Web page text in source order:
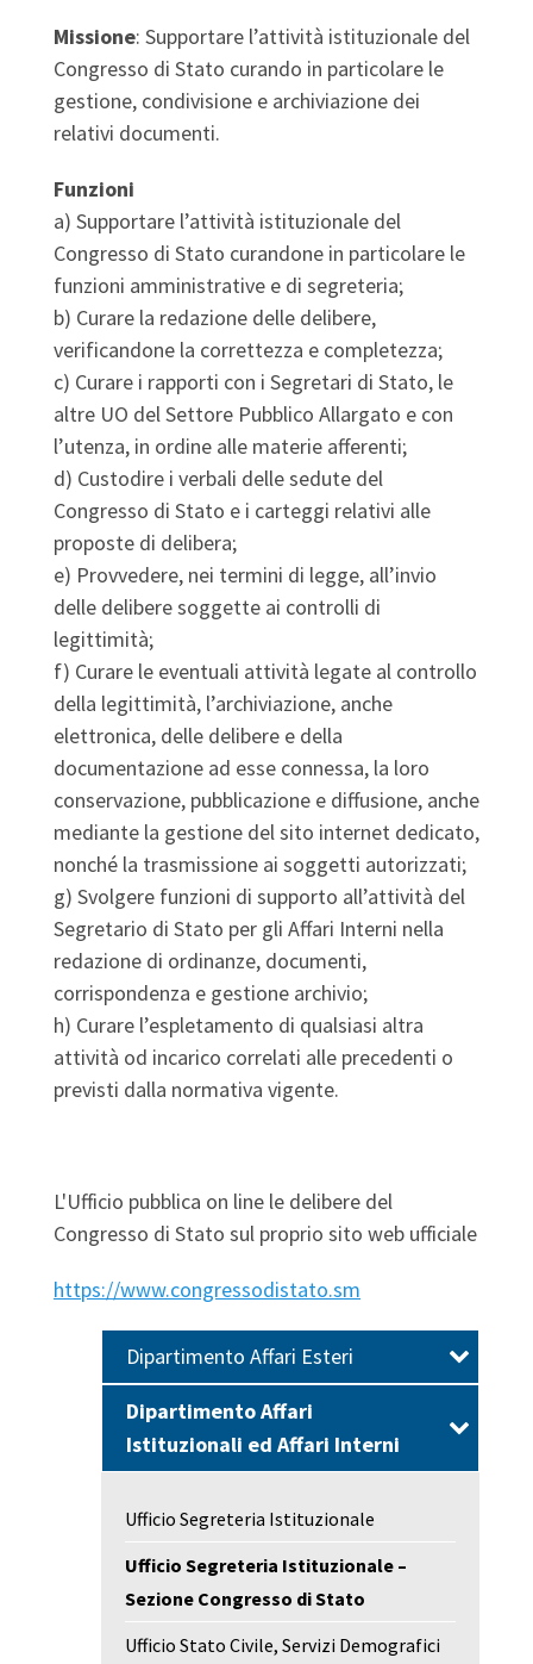
Missione: Supportare l’attività istituzionale del
Congresso di Stato curando in particolare le
gestione, condivisione e archiviazione dei
relativi documenti.
Funzioni
a) Supportare l’attività istituzionale del
Congresso di Stato curandone in particolare le
funzioni amministrative e di segreteria;
b) Curare la redazione delle delibere,
verificandone la correttezza e completezza;
c) Curare i rapporti con i Segretari di Stato, le
altre UO del Settore Pubblico Allargato e con
l’utenza, in ordine alle materie afferenti;
d) Custodire i verbali delle sedute del
Congresso di Stato e i carteggi relativi alle
proposte di delibera;
e) Provvedere, nei termini di legge, all’invio
delle delibere soggette ai controlli di
legittimità;
f) Curare le eventuali attività legate al controllo
della legittimità, l’archiviazione, anche
elettronica, delle delibere e della
documentazione ad esse connessa, la loro
conservazione, pubblicazione e diffusione, anche
mediante la gestione del sito internet dedicato,
nonché la trasmissione ai soggetti autorizzati;
g) Svolgere funzioni di supporto all’attività del
Segretario di Stato per gli Affari Interni nella
redazione di ordinanze, documenti,
corrispondenza e gestione archivio;
h) Curare l’espletamento di qualsiasi altra
attività od incarico correlati alle precedenti o
previsti dalla normativa vigente.
L'Ufficio pubblica on line le delibere del
Congresso di Stato sul proprio sito web ufficiale
https://www.congressodistato.sm
Dipartimento Affari Esteri
Dipartimento Affari
Istituzionali ed Affari Interni
Ufficio Segreteria Istituzionale
Ufficio Segreteria Istituzionale –
Sezione Congresso di Stato
Ufficio Stato Civile, Servizi Demografici